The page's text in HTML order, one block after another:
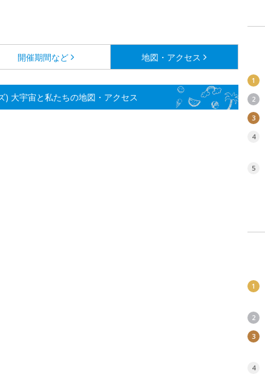
開催期間など 地図・アクセス
) 大宇宙と私たちの地図・アクセス
1
2
3
4
5
1
2
3
4